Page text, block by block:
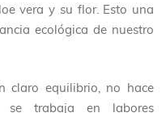
vera y su flor. Esto una
ecológica de nuestro
claro equilibrio, no hace
se trabaja en labores